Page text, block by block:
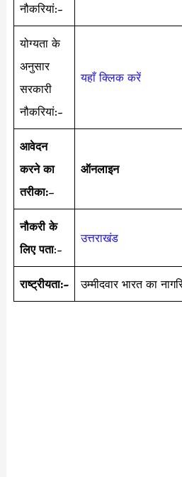
नौकरियां:-
योग्यता के
अनुसार
सरकारी
नौकरियां:-
यहाँ क्लिक करें
आवेदन
करने का
तरीका:–
ऑनलाइन
नौकरी के
लिए पता:-
उत्तराखंड
राष्ट्रीयता:- उम्मीदवार भारत का